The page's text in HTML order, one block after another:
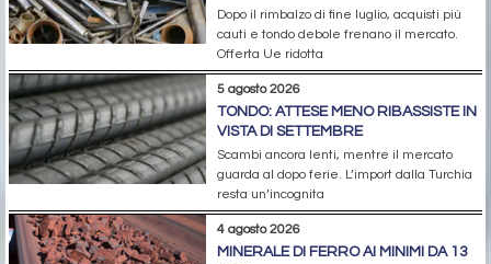
Dopo il rimbalzo di fine luglio, acquisti più
cauti e tondo debole frenano il mercato.
Offerta Ue ridotta
5 agosto 2026
TONDO: ATTESE MENO RIBASSISTE IN
VISTA DI SETTEMBRE
Scambi ancora lenti, mentre il mercato
guarda al dopo ferie. L’import dalla Turchia
resta un’incognita
4 agosto 2026
MINERALE DI FERRO AI MINIMI DA 13